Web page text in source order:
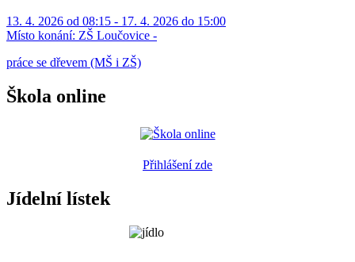
13. 4. 2026 od 08:15 - 17. 4. 2026 do 15:00
Místo konání: ZŠ Loučovice -
práce se dřevem (MŠ i ZŠ)
Škola online
Přihlášení zde
Jídelní lístek